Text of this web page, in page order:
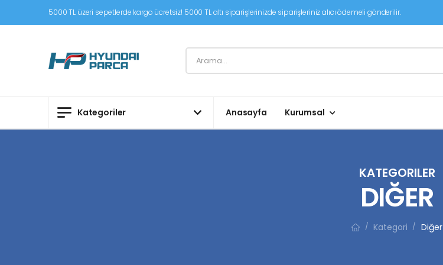
5000 TL üzeri sepetlerde kargo ücretsiz! 5000 TL altı siparişlerinizde siparişleriniz alıcı ödemeli gönderilir.
Kategoriler Anasayfa Kurumsal
KATEGORILER
DIĞER
/ Kategori / Diğer